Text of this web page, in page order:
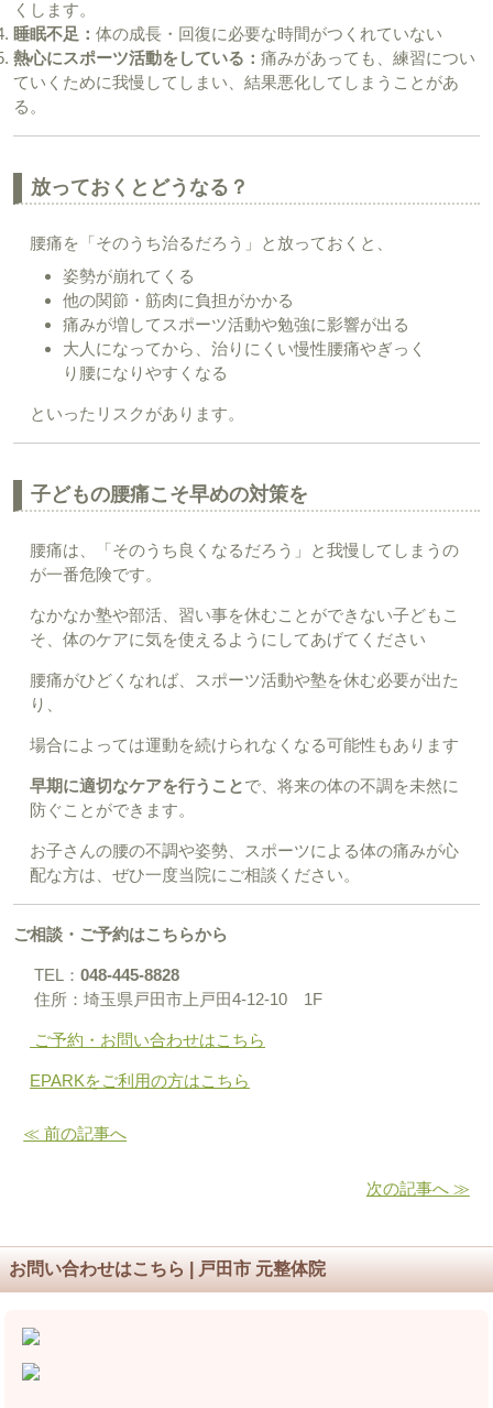
くします。
睡眠不足： 体の成長・回復に必要な時間がつくれていない
熱心にスポーツ活動をしている： 痛みがあっても、練習につい
ていくために我慢してしまい、結果悪化してしまうことがあ
る。
放っておくとどうなる？
腰痛を「そのうち治るだろう」と放っておくと、
姿勢が崩れてくる
他の関節・筋肉に負担がかかる
痛みが増してスポーツ活動や勉強に影響が出る
大人になってから、治りにくい慢性腰痛やぎっく
り腰になりやすくなる
といったリスクがあります。
子どもの腰痛こそ早めの対策を
腰痛は、「そのうち良くなるだろう」と我慢してしまうの
が一番危険です。
なかなか塾や部活、習い事を休むことができない子どもこ
そ、体のケアに気を使えるようにしてあげてください
腰痛がひどくなれば、スポーツ活動や塾を休む必要が出た
り、
場合によっては運動を続けられなくなる可能性もあります
早期に適切なケアを行うことで、将来の体の不調を未然に
防ぐことができます。
お子さんの腰の不調や姿勢、スポーツによる体の痛みが心
配な方は、ぜひ一度当院にご相談ください。
ご相談・ご予約はこちらから
TEL： 048‐445‐8828
住所：埼玉県戸田市上戸田4‐12‐10 1F
ご予約・お問い合わせはこちら
EPARKをご利用の方はこちら
≪ 前の記事へ
次の記事へ ≫
お問い合わせはこちら | 戸田市 元整体院